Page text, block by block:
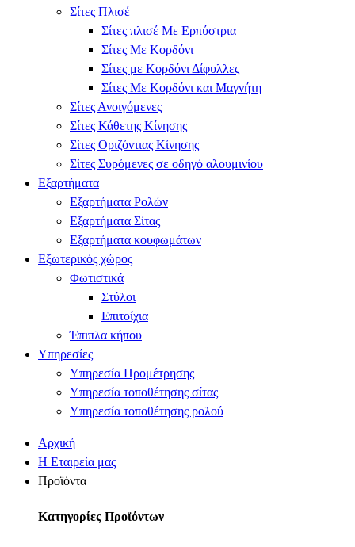
Σίτες Πλισέ
Σίτες πλισέ Με Ερπύστρια
Σίτες Με Κορδόνι
Σίτες με Κορδόνι Δίφυλλες
Σίτες Με Κορδόνι και Μαγνήτη
Σίτες Ανοιγόμενες
Σίτες Κάθετης Κίνησης
Σίτες Οριζόντιας Κίνησης
Σίτες Συρόμενες σε οδηγό αλουμινίου
Εξαρτήματα
Εξαρτήματα Ρολών
Εξαρτήματα Σίτας
Εξαρτήματα κουφωμάτων
Εξωτερικός χώρος
Φωτιστικά
Στύλοι
Επιτοίχια
Έπιπλα κήπου
Υπηρεσίες
Υπηρεσία Προμέτρησης
Υπηρεσία τοποθέτησης σίτας
Υπηρεσία τοποθέτησης ρολού
Αρχική
Η Εταιρεία μας
Προϊόντα
Κατηγορίες Προϊόντων